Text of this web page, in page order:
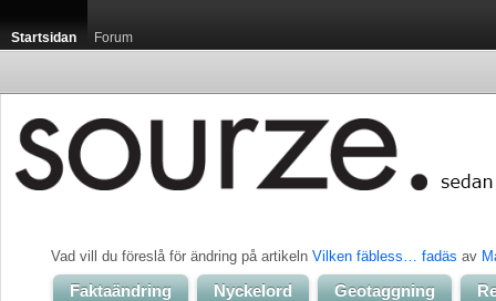
Startsidan Forum
Vad vill du föreslå för ändring på artikeln Vilken fäbless… fadäs av
Faktaändring Nyckelord Geotaggning